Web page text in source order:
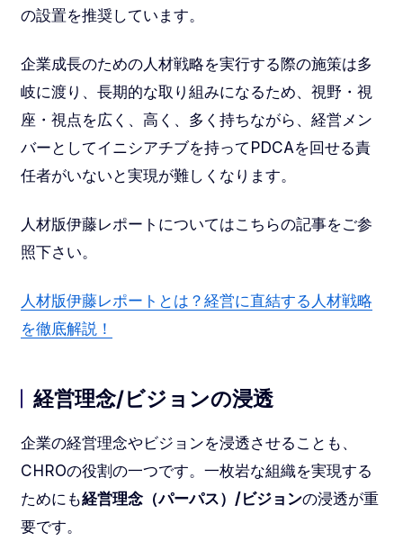
の設置を推奨しています。
企業成長のための人材戦略を実行する際の施策は多
岐に渡り、長期的な取り組みになるため、視野・視
座・視点を広く、高く、多く持ちながら、経営メン
バーとしてイニシアチブを持ってPDCAを回せる責
任者がいないと実現が難しくなります。
人材版伊藤レポートについてはこちらの記事をご参
照下さい。
人材版伊藤レポートとは？経営に直結する人材戦略
を徹底解説！
経営理念/ビジョンの浸透
企業の経営理念やビジョンを浸透させることも、
CHROの役割の一つです。一枚岩な組織を実現する
ためにも経営理念（パーパス）/ビジョンの浸透が重
要です。